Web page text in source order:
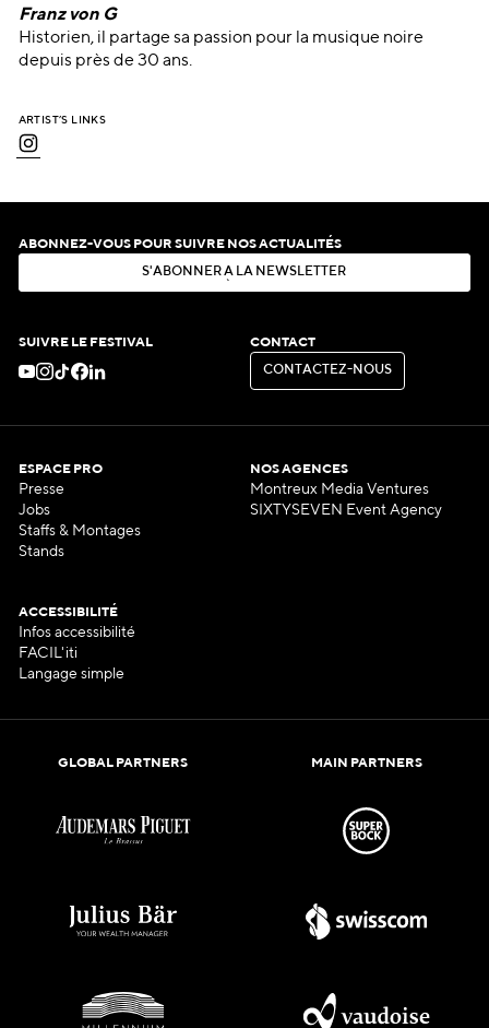
Franz von G
Historien, il partage sa passion pour la musique noire
depuis près de 30 ans.
ARTIST’S LINKS
ABONNEZ-VOUS POUR SUIVRE NOS ACTUALITÉS
S'ABON N ER À LA N EWSLE ER
SUIVRE LE FESTIVAL CONTACT
CON ACT EZ-N OUS
CONTACTEZ-NOUS
ESPACE PRO
Presse
Jobs
Staffs & Montages
Stands
NOS AGENCES
Montreux Media Ventures
SIXTYSEVEN Event Agency
ACCESSIBILITÉ
Infos accessibilité
FACIL'iti
Langage simple
GLOBAL PARTNERS MAIN PARTNERS